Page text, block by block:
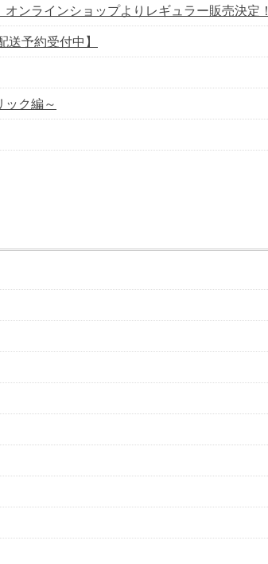
オンラインショップよりレギュラー販売決定！
予約受付中】
ック編～